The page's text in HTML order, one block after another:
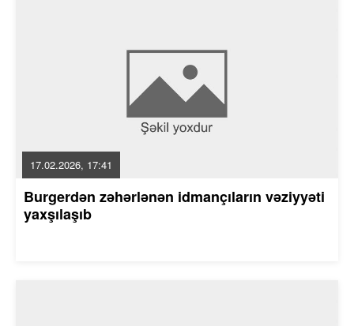
17.02.2026, 17:41
Burgerdən zəhərlənən idmançıların vəziyyəti
yaxşılaşıb